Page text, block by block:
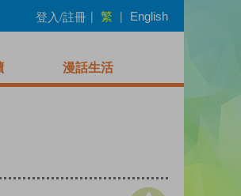
登入/註冊 | 繁 | English
漫話生活